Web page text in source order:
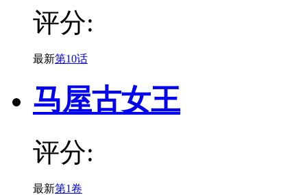
评分:
最新第10话
马屋古女王
评分:
最新第1卷